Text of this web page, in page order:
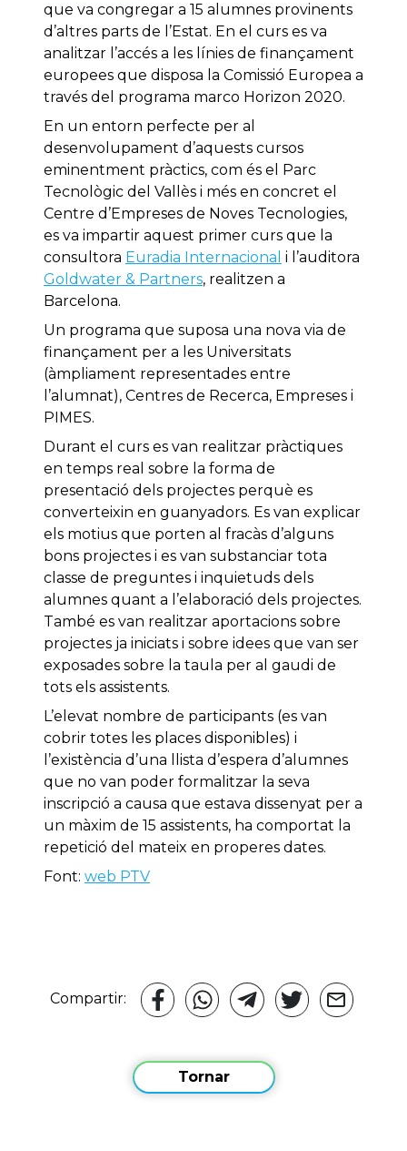
que va congregar a 15 alumnes provinents
d’altres parts de l’Estat. En el curs es va
analitzar l’accés a les línies de finançament
europees que disposa la Comissió Europea a
través del programa marco Horizon 2020.
En un entorn perfecte per al
desenvolupament d’aquests cursos
eminentment pràctics, com és el Parc
Tecnològic del Vallès i més en concret el
Centre d’Empreses de Noves Tecnologies,
es va impartir aquest primer curs que la
consultora Euradia Internacional i l’auditora
Goldwater & Partners, realitzen a
Barcelona.
Un programa que suposa una nova via de
finançament per a les Universitats
(àmpliament representades entre
l’alumnat), Centres de Recerca, Empreses i
PIMES.
Durant el curs es van realitzar pràctiques
en temps real sobre la forma de
presentació dels projectes perquè es
converteixin en guanyadors. Es van explicar
els motius que porten al fracàs d’alguns
bons projectes i es van substanciar tota
classe de preguntes i inquietuds dels
alumnes quant a l’elaboració dels projectes.
També es van realitzar aportacions sobre
projectes ja iniciats i sobre idees que van ser
exposades sobre la taula per al gaudi de
tots els assistents.
L’elevat nombre de participants (es van
cobrir totes les places disponibles) i
l’existència d’una llista d’espera d’alumnes
que no van poder formalitzar la seva
inscripció a causa que estava dissenyat per a
un màxim de 15 assistents, ha comportat la
repetició del mateix en properes dates.
Font: web PTV
Compartir:
Tornar